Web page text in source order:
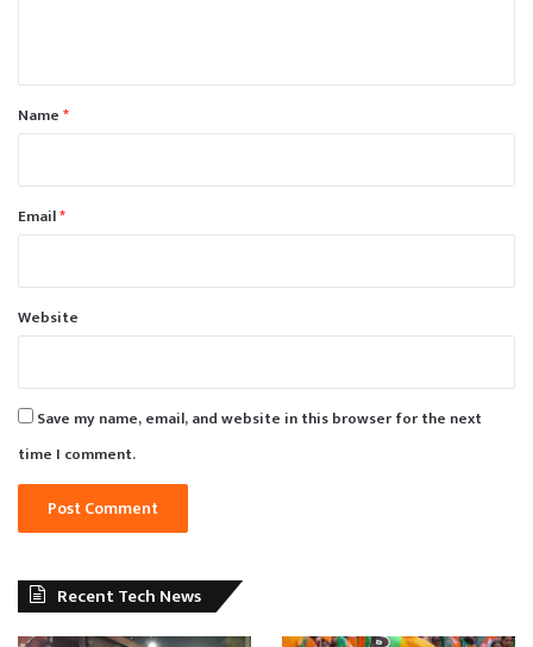
*Name*
Email*
Website
Save my name, email, and website in this browser for the next
time I comment.
Recent Tech News